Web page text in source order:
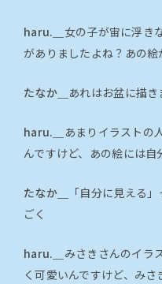
haru.＿ 女の子が宙に浮き
がありましたよね？あの絵
たなか＿ あれはお盆に描き
haru.＿
あまりイラストの
んですけど、あの絵には自
たなか＿
「自分に見える
ごく
haru.＿ みさきさんのイラ
く可愛いんですけど、み